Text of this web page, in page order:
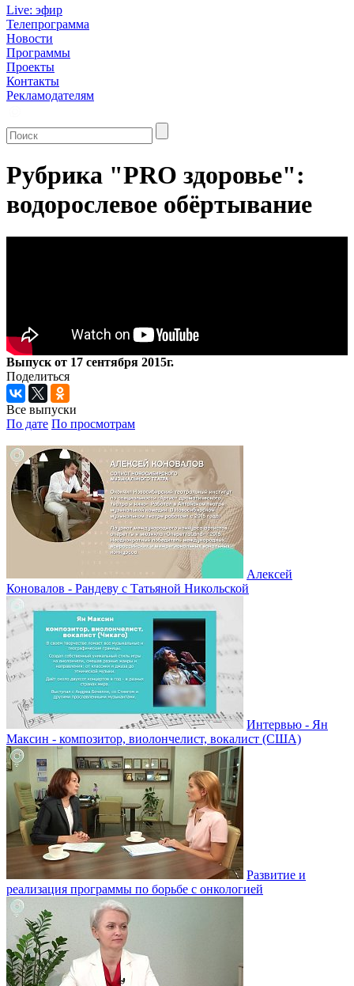
Live: эфир
Телепрограмма
Новости
Программы
Проекты
Контакты
Рекламодателям
Рубрика "PRO здоровье":
водорослевое обёртывание
Выпуск от 17 сентября 2015г.
Поделиться
Все выпуски
По дате По просмотрам
Алексей
Коновалов - Рандеву с Татьяной Никольской
Интервью - Ян
Максин - композитор, виолончелист, вокалист (США)
Развитие и
реализация программы по борьбе с онкологией